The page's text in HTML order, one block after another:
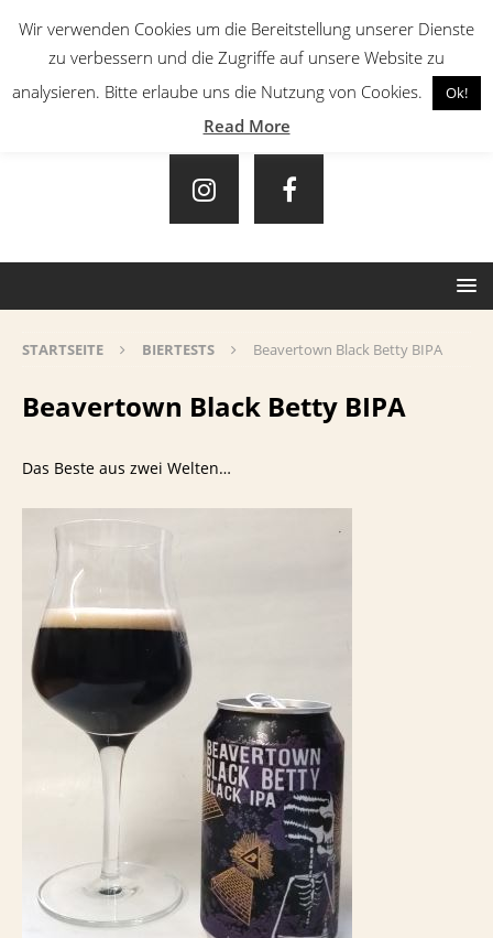
STARTSEITE BIERTESTS Beavertown Black Betty BIPA
Beavertown Black Betty BIPA
Das Beste aus zwei Welten…
Wir verwenden Cookies um die Bereitstellung unserer Dienste
zu verbessern und die Zugriffe auf unsere Website zu
analysieren. Bitte erlaube uns die Nutzung von Cookies.
Ok!
Read More